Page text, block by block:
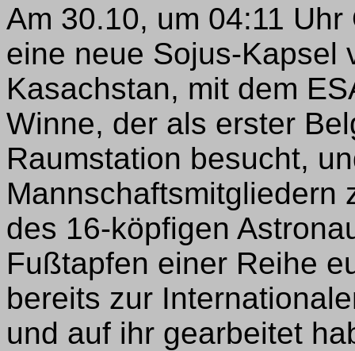
Am 30.10, um 04:11
eine neue Sojus-Kapsel
Kasachstan, mit dem
Winne, der als erster
Raumstation besucht,
Mannschaftsmitgliedern
des 16-köpfigen
Fußtapfen einer Reihe
bereits zur
und auf ihr gearbeitet